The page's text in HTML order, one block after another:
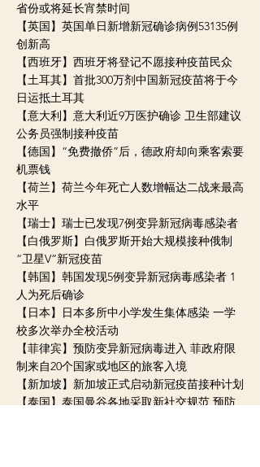
省份或将延长宵禁时间
【英国】英国单日新增新冠确诊病例53135例
创新高
【西班牙】西班牙将登记不愿接种疫苗民众
【土耳其】首批300万剂中国新冠疫苗将于今
日运抵土耳其
【意大利】意大利近9万医护确诊 卫生部建议
公务员强制接种疫苗
【德国】“免费撤侨”后，德政府却向乘客索要
机票钱
【荷兰】荷兰今年死亡人数增幅达二战来最高
水平
【瑞士】瑞士已发现7例变异新冠病毒感染者
【白俄罗斯】白俄罗斯开始大规模接种俄制
“卫星V”新冠疫苗
【韩国】韩国发现5例变异新冠病毒感染者 1
人为死后确诊
【日本】日本多所中小学发生集体感染 一学
校多次举办全校活动
【菲律宾】预防变异新冠病毒进入 菲政府限
制来自20个国家或地区的旅客入境
【新加坡】新加坡正式启动新冠疫苗接种计划
【泰国】泰国曼谷各地采取新社交规范 预防